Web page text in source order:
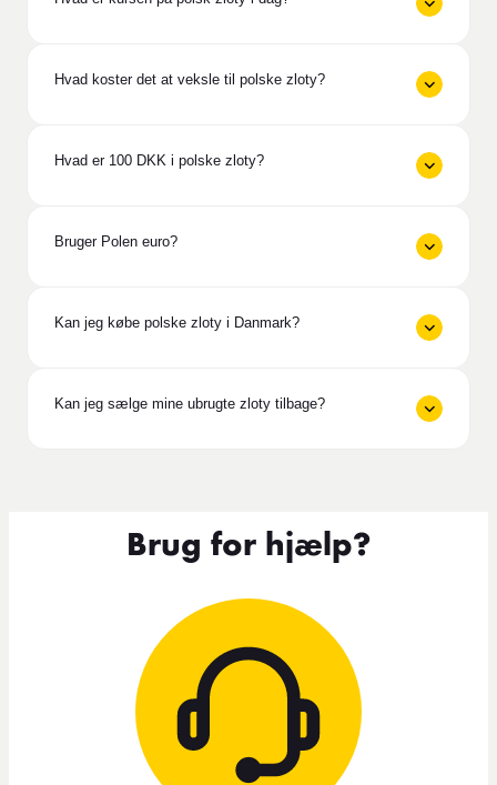
Hvad koster det at veksle til polske zloty?
Hvad er 100 DKK i polske zloty?
Bruger Polen euro?
Kan jeg købe polske zloty i Danmark?
Kan jeg sælge mine ubrugte zloty tilbage?
Brug for hjælp?